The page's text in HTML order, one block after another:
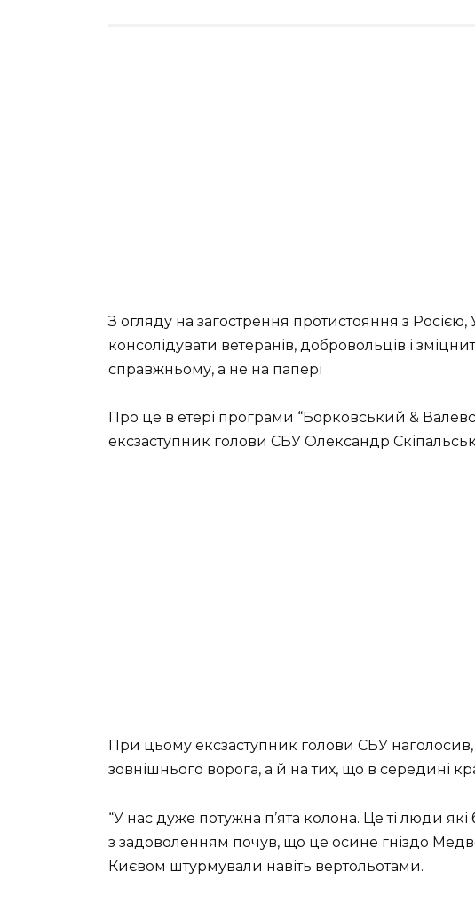
З огляду на загострення протистояння з Росією,
консолідувати ветеранів, добровольців і
справжньому, а не на папері
Про це в етері програми “Борковський &
ексзаступник голови СБУ Олександр
При цьому ексзаступник голови СБУ
зовнішнього ворога, а й на тих, що в середині
“У нас дуже потужна п’ята колона. Це ті люди які
з задоволенням почув, що це осине гніздо
Києвом штурмували навіть вертольотами.